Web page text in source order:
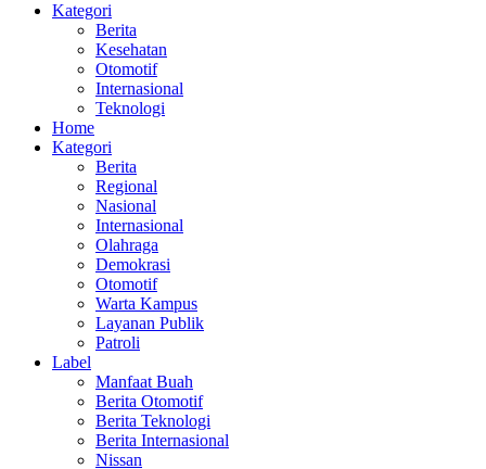
Kategori
Berita
Kesehatan
Otomotif
Internasional
Teknologi
Home
Kategori
Berita
Regional
Nasional
Internasional
Olahraga
Demokrasi
Otomotif
Warta Kampus
Layanan Publik
Patroli
Label
Manfaat Buah
Berita Otomotif
Berita Teknologi
Berita Internasional
Nissan